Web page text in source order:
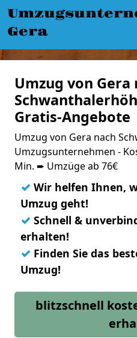
Gera
Umzug von Gera
Gratis-Angebote
Umzug von Gera nach
Umzugsunternehmen -
Min. ➨ Umzüge ab 76€
✓ Wir helfen Ihnen,
Umzug geht!
✓ Schnell &
erhalten!
✓ Finden Sie das
Umzug!
blitzschnell